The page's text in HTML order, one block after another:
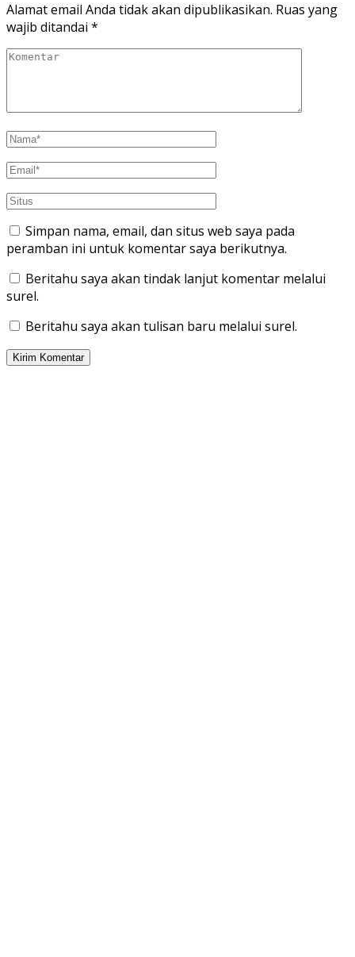
Alamat email Anda tidak akan dipublikasikan. Ruas yang
wajib ditandai *
Simpan nama, email, dan situs web saya pada
peramban ini untuk komentar saya berikutnya.
Beritahu saya akan tindak lanjut komentar melalui
surel.
Beritahu saya akan tulisan baru melalui surel.